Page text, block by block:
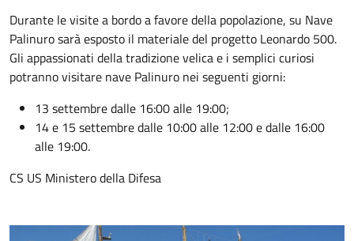
Durante le visite a bordo a favore della popolazione, su Nave
Palinuro sarà esposto il materiale del progetto Leonardo 500.
Gli appassionati della tradizione velica e i semplici curiosi
potranno visitare nave Palinuro nei seguenti giorni:
13 settembre dalle 16:00 alle 19:00;
14 e 15 settembre dalle 10:00 alle 12:00 e dalle 16:00
alle 19:00.
CS US Ministero della Difesa